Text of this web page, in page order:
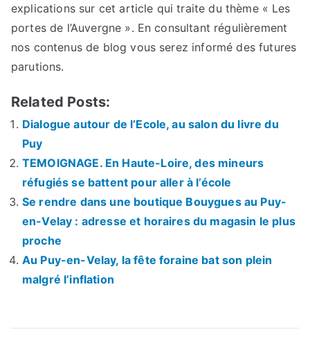
explications sur cet article qui traite du thème « Les
portes de l’Auvergne ». En consultant régulièrement
nos contenus de blog vous serez informé des futures
parutions.
Related Posts:
Dialogue autour de l’Ecole, au salon du livre du
Puy
TEMOIGNAGE. En Haute-Loire, des mineurs
réfugiés se battent pour aller à l’école
Se rendre dans une boutique Bouygues au Puy-
en-Velay : adresse et horaires du magasin le plus
proche
Au Puy-en-Velay, la fête foraine bat son plein
malgré l’inflation